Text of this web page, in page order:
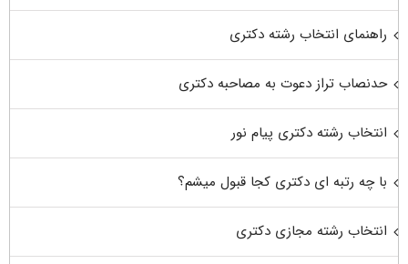
راهنمای انتخاب رشته دکتری
حدنصاب تراز دعوت به مصاحبه دکتری
انتخاب رشته دکتری پیام نور
با چه رتبه ای دکتری کجا قبول میشم؟
انتخاب رشته مجازی دکتری